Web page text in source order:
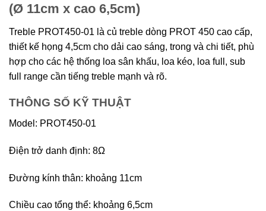
(Ø 11cm x cao 6,5cm)
Treble PROT450-01 là củ treble dòng PROT 450 cao cấp,
thiết kế họng 4,5cm cho dải cao sáng, trong và chi tiết, phù
hợp cho các hệ thống loa sân khấu, loa kéo, loa full, sub
full range cần tiếng treble mạnh và rõ.
THÔNG SỐ KỸ THUẬT
Model: PROT450-01
Điện trở danh định: 8Ω
Đường kính thân: khoảng 11cm
Chiều cao tổng thể: khoảng 6,5cm